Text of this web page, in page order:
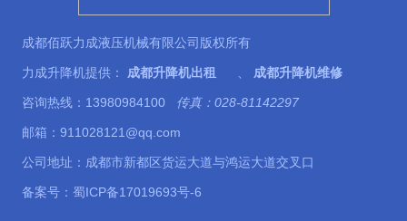
成都佰跃力成液压机械有限公司版权所有
力成升降机提供： 成都升降机出租 成都升降机维修
咨询热线：13980984100 传真：028-81142297
邮箱：911028121@qq.com
公司地址：成都市新都区货运大道与鸿运大道交叉口
备案号：蜀ICP备17019693号-6